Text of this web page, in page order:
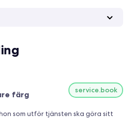
färg
service.book
som utför tjänsten ska göra sitt